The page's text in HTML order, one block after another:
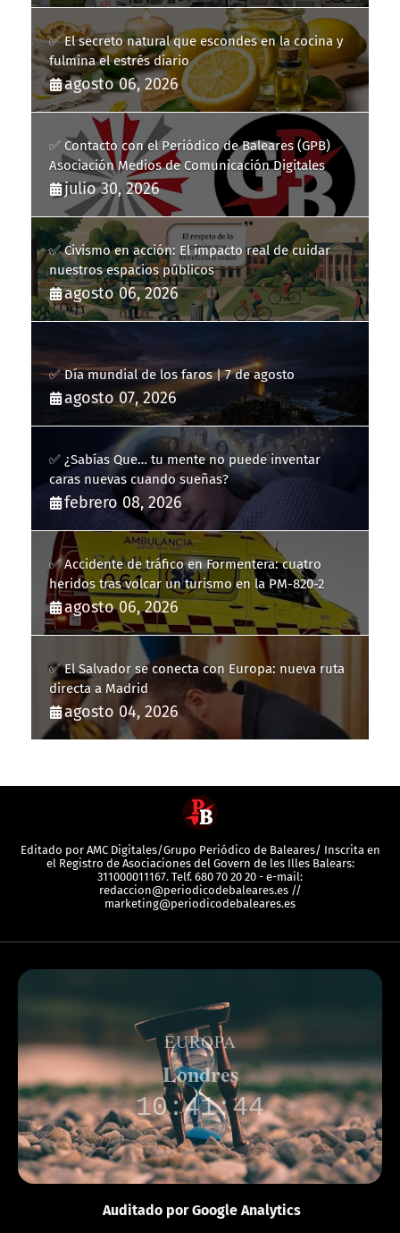
✅ El secreto natural que escondes en la cocina y
fulmina el estrés diario
agosto 06, 2026
✅ Contacto con el Periódico de Baleares (GPB)
Asociación Medios de Comunicación Digitales
julio 30, 2026
✅ Civismo en acción: El impacto real de cuidar
nuestros espacios públicos
agosto 06, 2026
✅ Día mundial de los faros | 7 de agosto
agosto 07, 2026
✅ ¿Sabías Que… tu mente no puede inventar
caras nuevas cuando sueñas?
febrero 08, 2026
✅ Accidente de tráfico en Formentera: cuatro
heridos tras volcar un turismo en la PM-820-2
agosto 06, 2026
✅ El Salvador se conecta con Europa: nueva ruta
directa a Madrid
agosto 04, 2026
Editado por AMC Digitales/Grupo Periódico de Baleares/ Inscrita en
el Registro de Asociaciones del Govern de les Illes Balears:
311000011167. Telf. 680 70 20 20 - e-mail:
redaccion@periodicodebaleares.es //
marketing@periodicodebaleares.es
EUROPA
París
11:41:50
Auditado por Google Analytics